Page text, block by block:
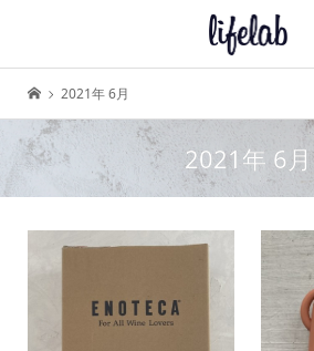
2021年 6月
2021年 6月